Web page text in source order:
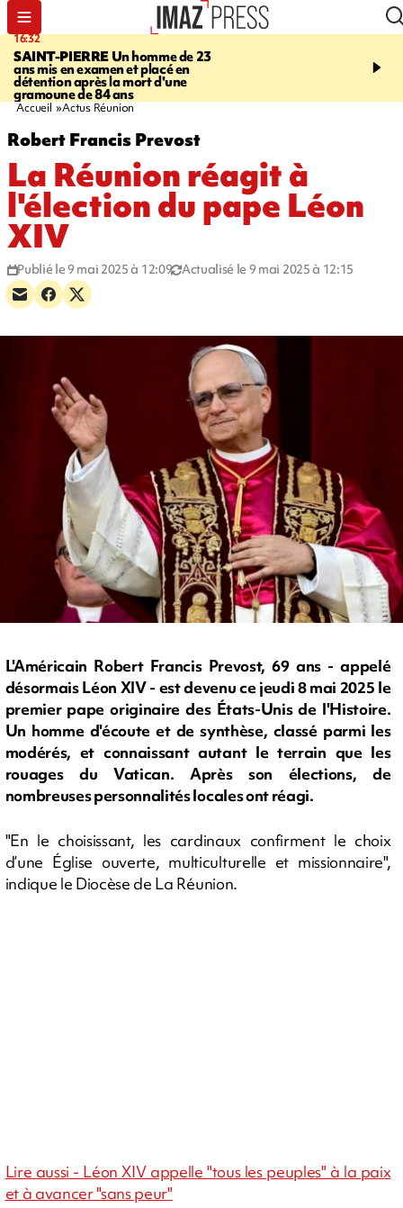
16:32
SAINT-PIERREUn homme de 23
ans mis en examen et placé en
détention après la mort d'une
gramoune de 84 ans
21:08
et Turquie scellent un
Accueil Actus Réunion
Robert Francis Prevost
La Réunion réagit à
l'élection du pape Léon
XIV
Publié le 9 mai 2025 à 12:09 Actualisé le 9 mai 2025 à 12:15
L'Américain Robert Francis Prevost, 69 ans - appelé
désormais Léon XIV - est devenu ce jeudi 8 mai 2025 le
premier pape originaire des États-Unis de l'Histoire.
Un homme d'écoute et de synthèse, classé parmi les
modérés, et connaissant autant le terrain que les
rouages du Vatican. Après son élections, de
nombreuses personnalités locales ont réagi.
"En le choisissant, les cardinaux confirment le choix
d’une Église ouverte, multiculturelle et missionnaire",
indique le Diocèse de La Réunion.
Lire aussi - Léon XIV appelle "tous les peuples" à la paix
et à avancer "sans peur"